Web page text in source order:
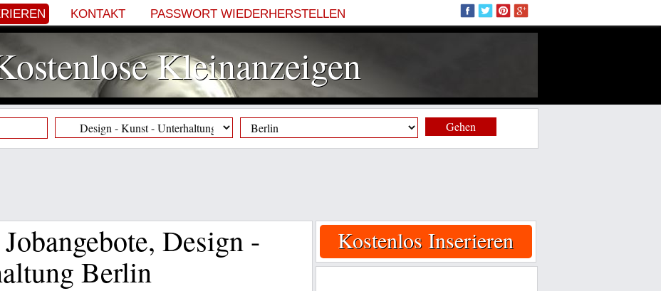
KONTAKT PASSWORT WIEDERHERSTELLEN
Kleinanzeigen
Gehen
Design -
Berlin
Kostenlos Inserieren